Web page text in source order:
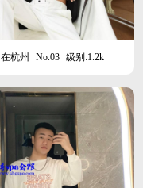
在杭州 No.03 级别:1.2k